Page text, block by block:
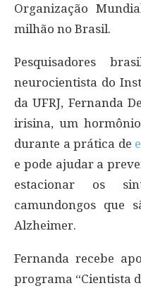
Organização
milhão no Brasil.
Pesquisadores
neurocientista do
da UFRJ, Fernanda
irisina, um
durante a prática de
e pode ajudar a
estacionar os
camundongos que
Alzheimer.
Fernanda recebe
programa “Cientista